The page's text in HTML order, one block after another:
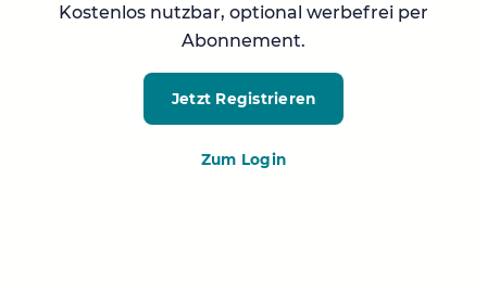
Kostenlos nutzbar, optional werbefrei per
Abonnement.
Jetzt Registrieren
Zum Login